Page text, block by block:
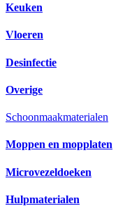
Keuken
Vloeren
Desinfectie
Overige
Schoonmaakmaterialen
Moppen en mopplaten
Microvezeldoeken
Hulpmaterialen